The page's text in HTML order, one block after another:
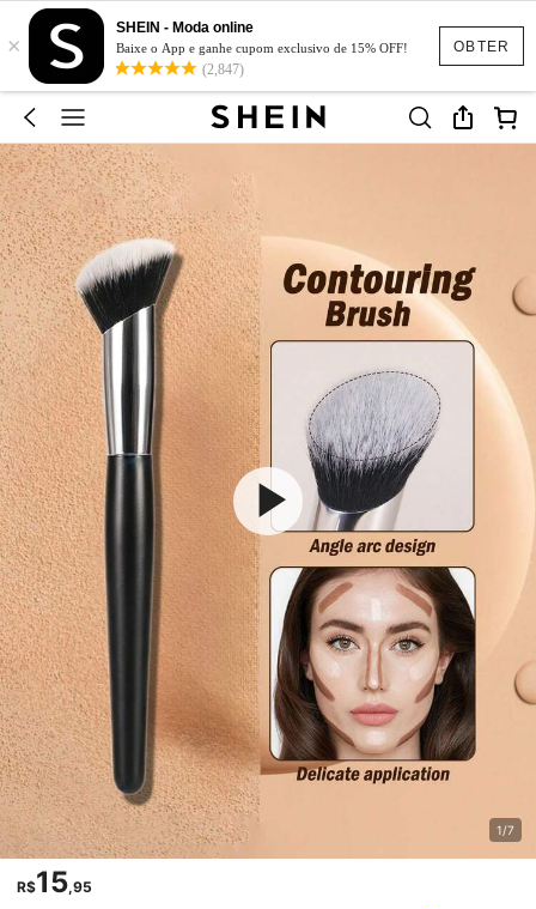
OBTER
×
SHEIN - Moda online
Baixe o App e ganhe cupom exclusivo de 15% OFF!
(2,847)
1/7
R$15,95